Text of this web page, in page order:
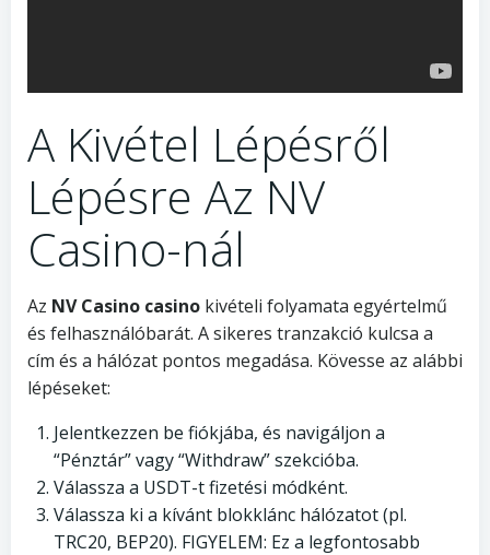
A Kivétel Lépésről
Lépésre Az NV
Casino-nál
Az NV Casino casino kivételi folyamata egyértelmű
és felhasználóbarát. A sikeres tranzakció kulcsa a
cím és a hálózat pontos megadása. Kövesse az alábbi
lépéseket:
Jelentkezzen be fiókjába, és navigáljon a
“Pénztár” vagy “Withdraw” szekcióba.
Válassza a USDT-t fizetési módként.
Válassza ki a kívánt blokklánc hálózatot (pl.
TRC20, BEP20). FIGYELEM: Ez a legfontosabb